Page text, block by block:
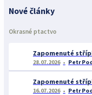
Nové články
Okrasné ptactvo
28.07.2026 Petr
16.07.2026 Petr